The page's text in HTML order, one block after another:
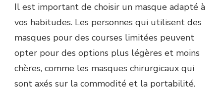
Il est important de choisir un masque adapté à
vos habitudes. Les personnes qui utilisent des
masques pour des courses limitées peuvent
opter pour des options plus légères et moins
chères, comme les masques chirurgicaux qui
sont axés sur la commodité et la portabilité.